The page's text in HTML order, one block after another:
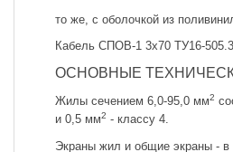
то же, с оболочкой из
Кабель СПОВ-1 3x70 ТУ16-
ОСНОВНЫЕ
Жилы сечением 6,0-95,0 мм2
и 0,5 мм2 - классу 4.
Экраны жил и общие экраны - в